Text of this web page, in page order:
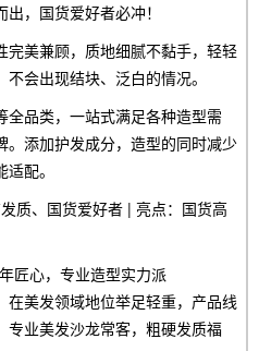
，国货爱好者必冲！
完美兼顾，质地细腻不黏手，轻轻
会出现结块、泛白的情况。
全品类，一站式满足各种造型需
。添加护发成分，造型的同时减少
配。
质、国货爱好者 | 亮点：国货高
匠心，专业造型实力派
在美发领域地位举足轻重，产品线
专业美发沙龙常客，粗硬发质福